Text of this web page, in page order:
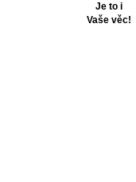
Je to i
Vaše věc!